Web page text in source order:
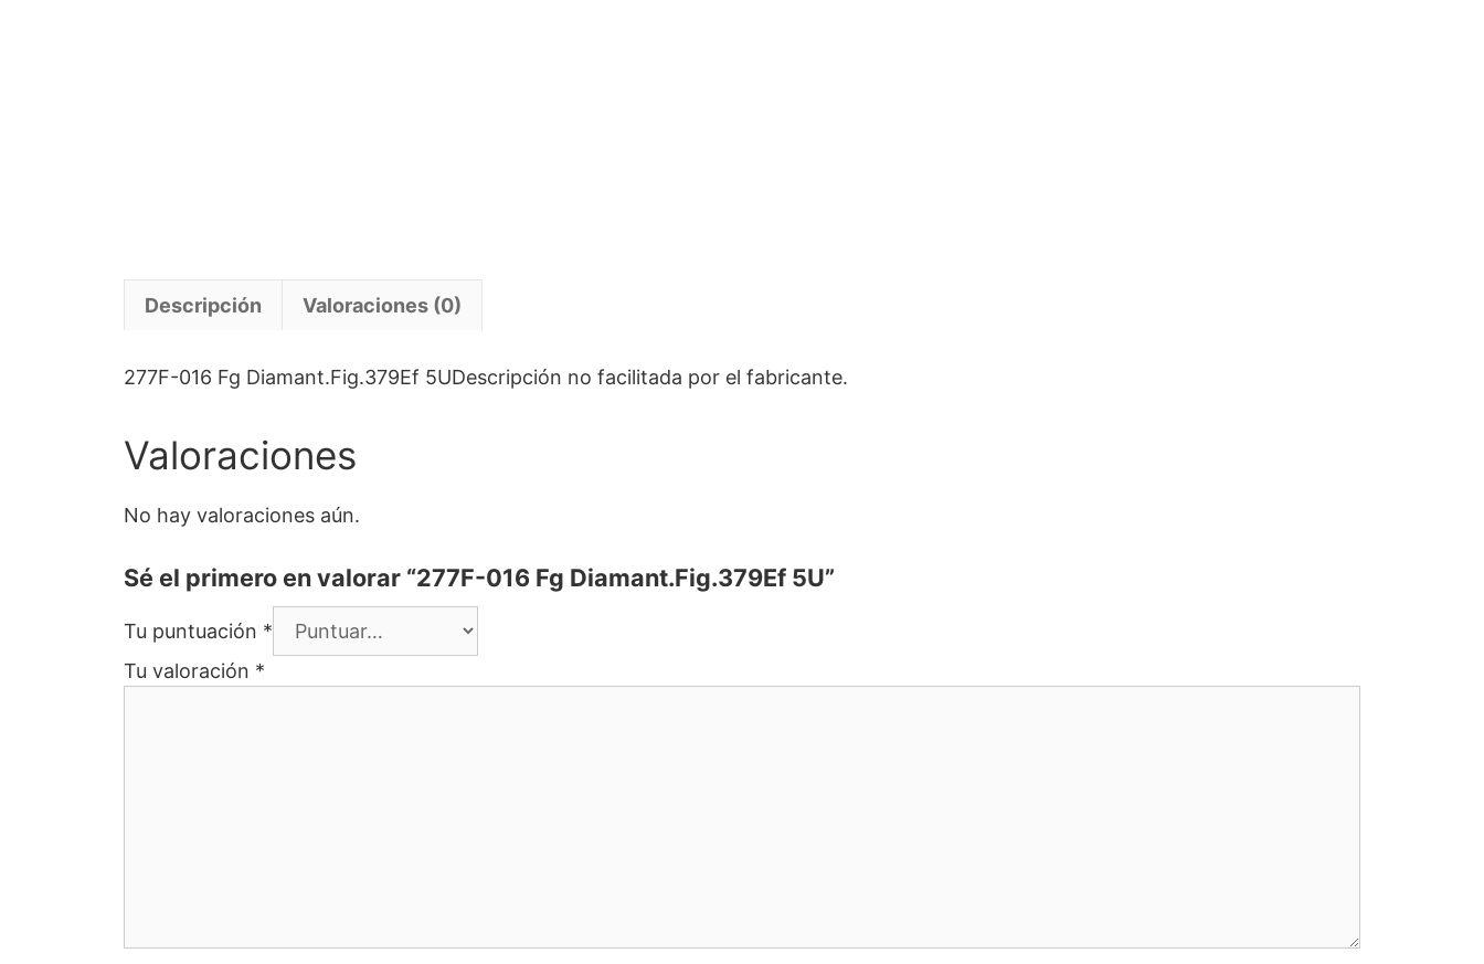
Descripción Valoraciones (0)
277F-016 Fg Diamant.Fig.379Ef 5UDescripción no facilitada por el fabricante.
Valoraciones
No hay valoraciones aún.
Sé el primero en valorar “277F-016 Fg Diamant.Fig.379Ef 5U”
Tu puntuación *
Tu valoración *